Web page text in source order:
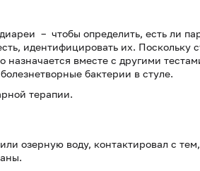
– чтобы определить, есть ли
идентифицировать их. Поскольку
вместе с другими
бактерии в стуле.
терапии.
озерную воду, контактировал с